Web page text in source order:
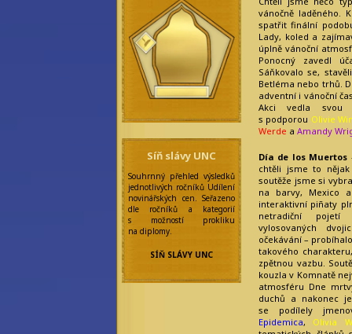
Olivia Wines
Saiph Lacaille
Skylar Blair
Anderson
Ilustrátoři
a grafici:
Alf Wolfmoon
Ivy Emersonová
Simelie Mallorny
Redakce:
Addie Hazel
Amanda Wright
Arietty Liella
Minette
Ashley Watfar
Aya Watanabe
Eilonwy Ellesméry
Faye Sages
Frobisherová
Síň slávy UNC
Souhrnný přehled výsledků
jednotlivých ročníků Udílení
novinářských cen. Seřazeno
dle ročníků a kategorií
s možností prokliku
na diplomy.
SÍŇ SLÁVY UNC
vánočně laděného.
spatřit finální
Lady, koled a
úplně vánoční
Ponocný zavedl
Sáňkovalo se,
Betléma nebo trhů.
adventní i vánoční
Akci vedla svou
s podporou Olivie
Werde a Amandy
Día de los Muertos
chtěli jsme to
soutěže jsme si
na barvy, Mexico
interaktivní piñaty
netradiční pojetí
vylosovaných
očekávání –
takového
zpětnou vazbu.
kouzla v Komnatě
atmosféru Dne
duchů a nakonec
se podílely
Epidemica, Olivia